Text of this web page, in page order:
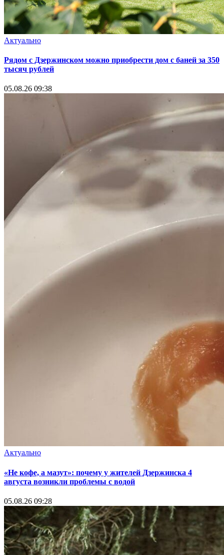
Актуально
Рядом с Дзержинском можно приобрести дом с баней за 350
тысяч рублей
05.08.26 09:38
Актуально
«Не кофе, а мазут»: почему у жителей Дзержинска 4
августа возникли проблемы с водой
05.08.26 09:28